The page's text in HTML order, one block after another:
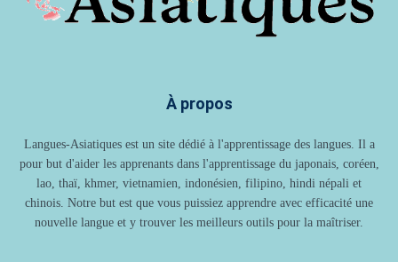
À propos
Langues-Asiatiques est un site dédié à l'apprentissage des langues. Il a
pour but d'aider les apprenants dans l'apprentissage du japonais, coréen,
lao, thaï, khmer, vietnamien, indonésien, filipino, hindi népali et
chinois. Notre but est que vous puissiez apprendre avec efficacité une
nouvelle langue et y trouver les meilleurs outils pour la maîtriser.